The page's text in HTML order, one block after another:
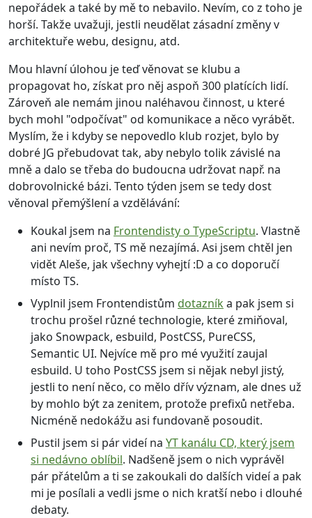
nepořádek a také by mě to nebavilo. Nevím, co z toho je
horší. Takže uvažuji, jestli neudělat zásadní změny v
architektuře webu, designu, atd.
Mou hlavní úlohou je teď věnovat se klubu a
propagovat ho, získat pro něj aspoň 300 platících lidí.
Zároveň ale nemám jinou naléhavou činnost, u které
bych mohl "odpočívat" od komunikace a něco vyrábět.
Myslím, že i kdyby se nepovedlo klub rozjet, bylo by
dobré JG přebudovat tak, aby nebylo tolik závislé na
mně a dalo se třeba do budoucna udržovat např. na
dobrovolnické bázi. Tento týden jsem se tedy dost
věnoval přemýšlení a vzdělávání:
Koukal jsem na Frontendisty o TypeScriptu. Vlastně
ani nevím proč, TS mě nezajímá. Asi jsem chtěl jen
vidět Aleše, jak všechny vyhejtí :D a co doporučí
místo TS.
Vyplnil jsem Frontendistům dotazníka pak jsem si
trochu prošel různé technologie, které zmiňoval,
jako Snowpack, esbuild, PostCSS, PureCSS,
Semantic UI. Nejvíce mě pro mé využití zaujal
esbuild. U toho PostCSS jsem si nějak nebyl jistý,
jestli to není něco, co mělo dřív význam, ale dnes už
by mohlo být za zenitem, protože prefixů netřeba.
Nicméně nedokážu asi fundovaně posoudit.
Pustil jsem si pár videí na YT kanálu CD, který jsem
si nedávno oblíbil. Nadšeně jsem o nich vyprávěl
pár přátelům a ti se zakoukali do dalších videí a pak
mi je posílali a vedli jsme o nich kratší nebo i dlouhé
debaty.